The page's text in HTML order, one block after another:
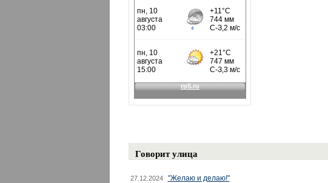
Говорит улица
27.12.2024 "Желаю и делаю!"